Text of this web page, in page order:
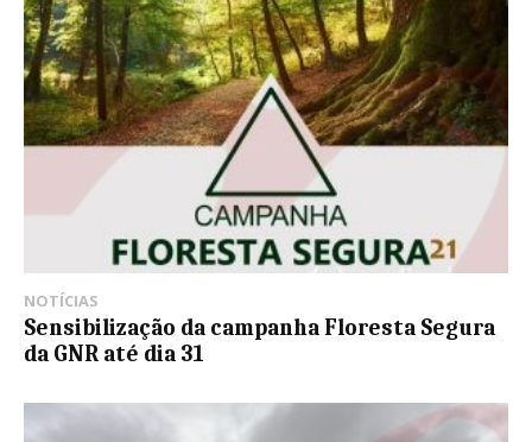
NOTÍCIAS
Sensibilização da campanha Floresta Segura
da GNR até dia 31